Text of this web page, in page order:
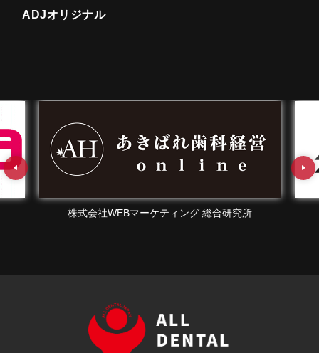
ADJオリジナル
ティング 総合研究所 株式会社エフェクチュ